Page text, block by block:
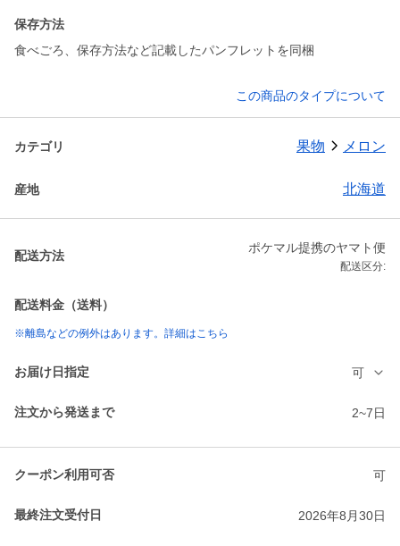
保存方法
食べごろ、保存方法など記載したパンフレットを同梱
この商品のタイプについて
カテゴリ 果物 メロン
産地 北海道
配送方法
ポケマル提携のヤマト便
配送区分:
配送料金（送料）
※離島などの例外はあります。詳細はこちら
お届け日指定 可
注文から発送まで 2~7日
クーポン利用可否 可
最終注文受付日 2026年8月30日